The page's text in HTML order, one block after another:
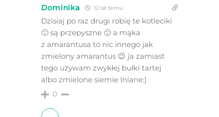
Dominika 12 lat temu
Dzisiaj po raz drugi robię te kotleciki
🙂 są przepyszne 🙂 a mąka
z amarantusa to nic innego jak
zmielony amarantus 😉 ja zamiast
tego używam zwykłej bułki tartej
albo zmielone siemie lniane:)
0